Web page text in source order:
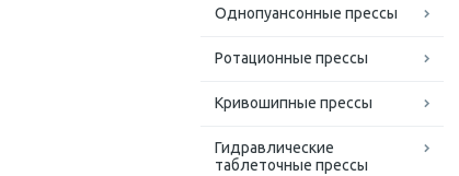
Однопуансонные прессы
Ротационные прессы
Кривошипные прессы
Гидравлические
таблеточные прессы